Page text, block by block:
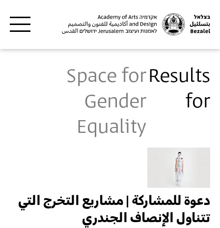
Results
for
Space for
Gender
Equality
دعوة للمشاركة | مشاريع التخرج التي
تتناول الإنصاف الجندري